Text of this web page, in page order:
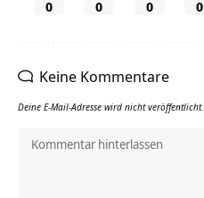
0 0 0 0
Keine Kommentare
Deine E-Mail-Adresse wird nicht veröffentlicht.